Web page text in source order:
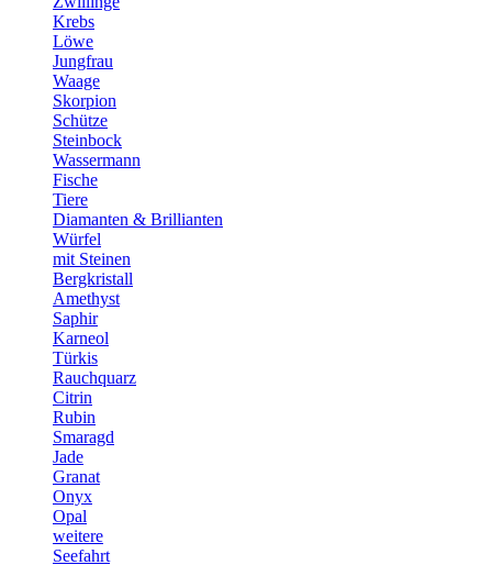
Krebs
Löwe
Jungfrau
Waage
Skorpion
Schütze
Steinbock
Wassermann
Fische
Tiere
Diamanten & Brillianten
Würfel
mit Steinen
Bergkristall
Amethyst
Saphir
Karneol
Türkis
Rauchquarz
Citrin
Rubin
Smaragd
Jade
Granat
Onyx
Opal
weitere
Seefahrt